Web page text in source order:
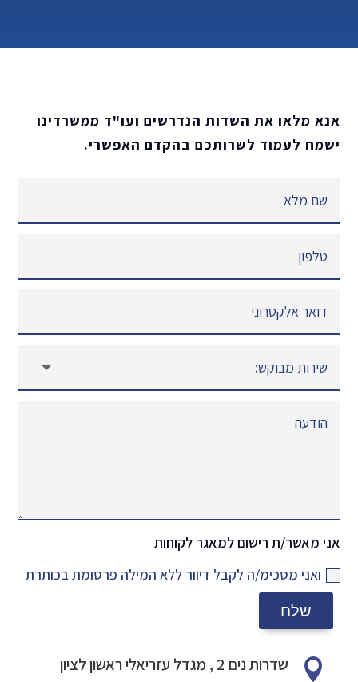
אנא מלאו את השדות הנדרשים ועו"ד ממשרדינו
ישמח לעמוד לשרותכם בהקדם האפשרי.
אני מאשר/ת רישום למאגר לקוחות
ואני מסכימ/ה לקבל דיוור ללא המילה פרסומת בכותרת
שלח
 שדרות נים 2 , מגדל עזריאלי ראשון לציון